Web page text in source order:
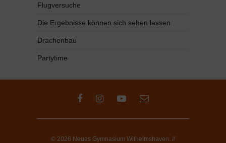
Flugversuche
Die Ergebnisse können sich sehen lassen
Drachenbau
Partytime
© 2026 Neues Gymnasium Wilhelmshaven. //